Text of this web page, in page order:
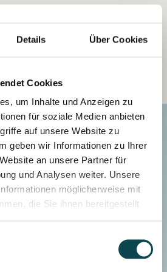
Details Über Cookies
Cookies
um Inhalte und Anzeigen zu
für soziale Medien anbieten
auf unsere Website zu
geben wir Informationen zu Ihrer
an unsere Partner für
und Analysen weiter. Unsere
möglicherweise mit
die Sie ihnen bereitgestellt
begeistert mich
Haut als